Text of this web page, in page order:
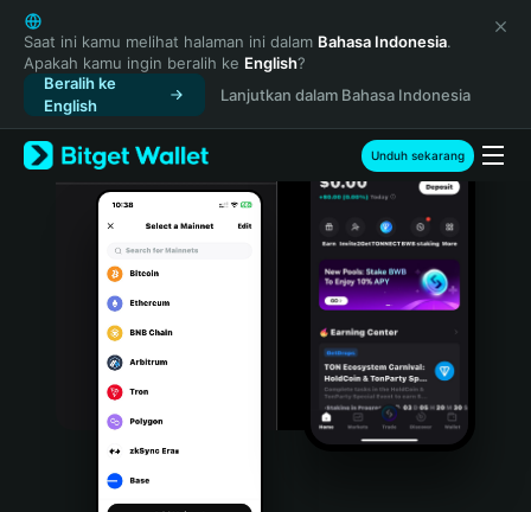
English
日本語
Tiếng Việt
Русский
Español (Latinoamérica)
Türkçe
Italiano
Português (Portugal)
Bahasa Indonesia
Português (Brasil)
Saat ini kamu melihat halaman ini dalam Bahasa Indonesia.
Apakah kamu ingin beralih ke English?
Beralih ke
English
Lanjutkan dalam Bahasa Indonesia
Unduh sekarang